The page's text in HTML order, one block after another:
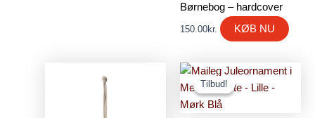
Børnebog – hardcover
150.00kr. KØB NU
Tilbud!
Tilbud!
Den
oprindelige
pris
var:
Den
pris